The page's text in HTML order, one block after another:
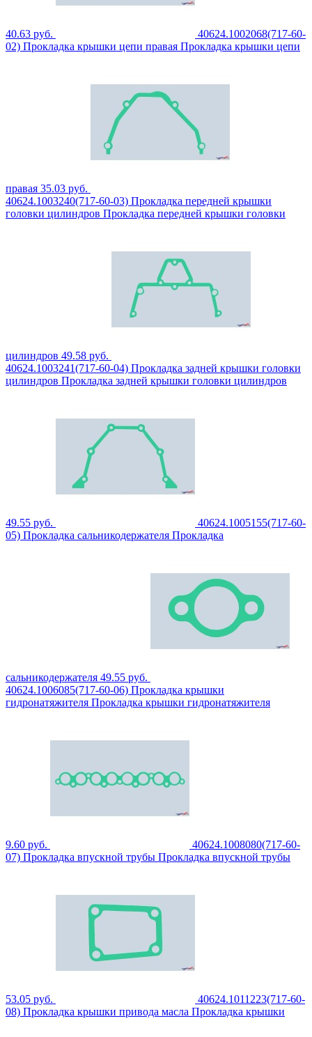
40.63 руб.
40624.1002068(717-60-
02) Прокладка крышки цепи правая Прокладка крышки цепи
правая 35.03 руб.
40624.1003240(717-60-03) Прокладка передней крышки
головки цилиндров Прокладка передней крышки головки
цилиндров 49.58 руб.
40624.1003241(717-60-04) Прокладка задней крышки головки
цилиндров Прокладка задней крышки головки цилиндров
49.55 руб.
40624.1005155(717-60-
05) Прокладка сальникодержателя Прокладка
сальникодержателя 49.55 руб.
40624.1006085(717-60-06) Прокладка крышки
гидронатяжителя Прокладка крышки гидронатяжителя
9.60 руб.
40624.1008080(717-60-
07) Прокладка впускной трубы Прокладка впускной трубы
53.05 руб.
40624.1011223(717-60-
08) Прокладка крышки привода масла Прокладка крышки